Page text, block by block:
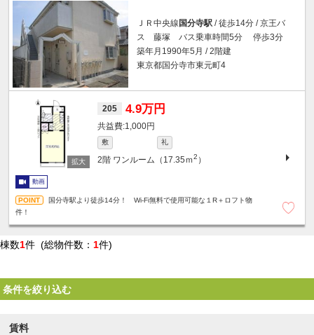
ＪＲ中央線 国分寺駅 / 徒歩14分 / 京王バ
ス 藤塚 バス乗車時間5分 停歩3分
築年月1990年5月 / 2階建
東京都国分寺市東元町4
205 4.9万円
1,000円
敷 礼
2階 ワンルーム（17.35ｍ2 ）
動画
国分寺駅より徒歩14分！ Wi-Fi無料で使用可能な１R＋ロフト物
件！
棟数1件 (総物件数： 1件)
条件を絞り込む
賃料